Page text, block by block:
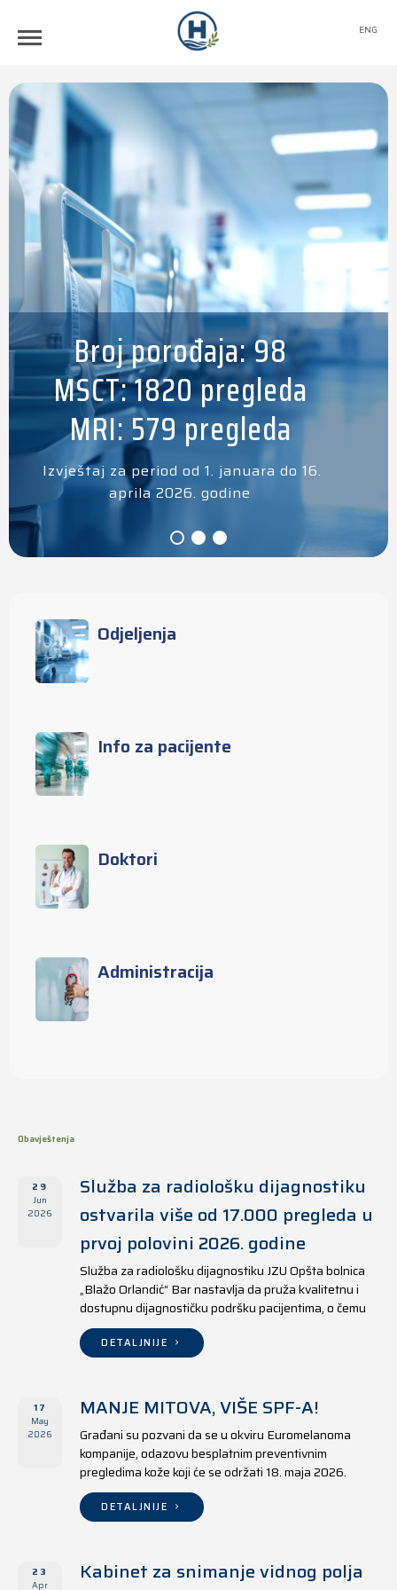
ENG
Broj porođaja: 98
MSCT: 1820 pregleda
MRI: 579 pregleda
Izvještaj za period od 1. januara do 16.
aprila 2026. godine
Odjeljenja
Info za pacijente
Doktori
Administracija
Obavještenja
29
Jun
2026
Služba za radiološku dijagnostiku
ostvarila više od 17.000 pregleda u
prvoj polovini 2026. godine
Služba za radiološku dijagnostiku JZU Opšta bolnica
„Blažo Orlandić“ Bar nastavlja da pruža kvalitetnu i
dostupnu dijagnostičku podršku pacijentima, o čemu
svjedoče i rezultati ostvareni u periodu od 1. januara
do 17. juna 2026. godine.
DETALJNIJE
17
May
2026
MANJE MITOVA, VIŠE SPF-A!
Građani su pozvani da se u okviru Euromelanoma
kompanije, odazovu besplatnim preventivnim
pregledima kože koji će se održati 18. maja 2026.
godine u jedanaest opština širom Crne Gore, kako u
državnim tako i u privatnim zdravstvenim ustanovama.
DETALJNIJE
23
Apr
Kabinet za snimanje vidnog polja